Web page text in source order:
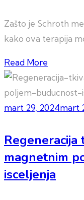
Zašto je Schroth
kako ova terapija
Read More
mart 29, 2024mart
Regeneracija
magnetnim
isceljenja